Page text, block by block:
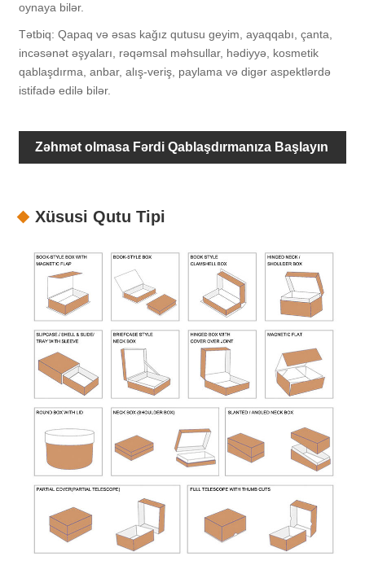
oynaya bilər.
Tətbiq: Qapaq və əsas kağız qutusu geyim, ayaqqabı, çanta,
incəsənət əşyaları, rəqəmsal məhsullar, hədiyyə, kosmetik
qablaşdırma, anbar, alış-veriş, paylama və digər aspektlərdə
istifadə edilə bilər.
Zəhmət olmasa Fərdi Qablaşdırmanıza Başlayın
Xüsusi Qutu Tipi